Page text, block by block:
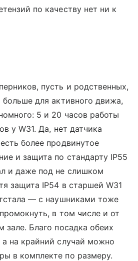
по качеству нет ни к
пусть и родственных,
больше для активного движа,
5 и 20 часов работы
у W31. Да, нет датчика
более продвинутое
и защита по стандарту IP55
и даже под не слишком
защита IP54 в старшей W31
— с наушниками тоже
в том числе и от
зале. Благо посадка обеих
на крайний случай можно
в комплекте по размеру.